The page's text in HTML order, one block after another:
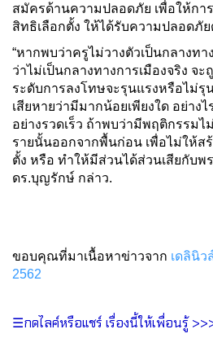
สมัครด้านความปลอดภัย เพื่อให้กา
สิทธิเลือกตั้ง ให้ได้รับความปลอดภัย
“หากพบว่าครูไม่วางตัวเป็นกลางท
ว่าไม่เป็นกลางทางการเมืองจริง จ
ระดับการลงโทษจะรุนแรงหรือไม่
เสียหายว่ามีมากน้อยเพียงใด อย่าง
อย่างรวดเร็ว ถ้าพบว่ามีพฤติกรรมไ
รายนั้นออกจากพื้นก่อน เพื่อไม่ให้ส
ตั้ง หรือ ทำให้มีส่วนได้ส่วนเสียกับพ
ดร.บุญรักษ์ กล่าว.
ขอบคุณที่มาเนื้อหาข่าวจาก เดลินิ
2562
☰กดไลค์หรือแชร์ เรื่องนี้ให้เพื่อนรู้